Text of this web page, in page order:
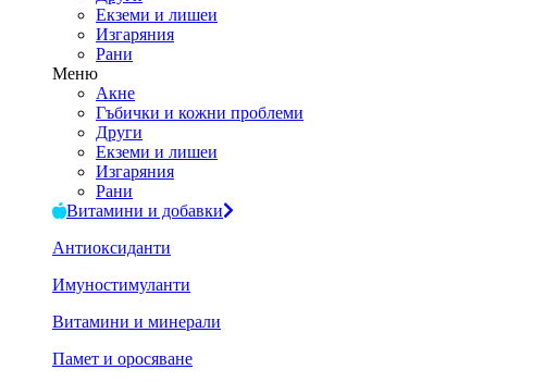
Екземи и лишеи
Изгаряния
Рани
Меню
Акне
Гъбички и кожни проблеми
Други
Екземи и лишеи
Изгаряния
Рани
Витамини и добавки
Антиоксиданти
Имуностимуланти
Витамини и минерали
Памет и оросяване